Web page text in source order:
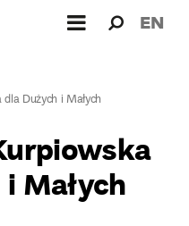
dla: EN
Dużych i Małych
Małych